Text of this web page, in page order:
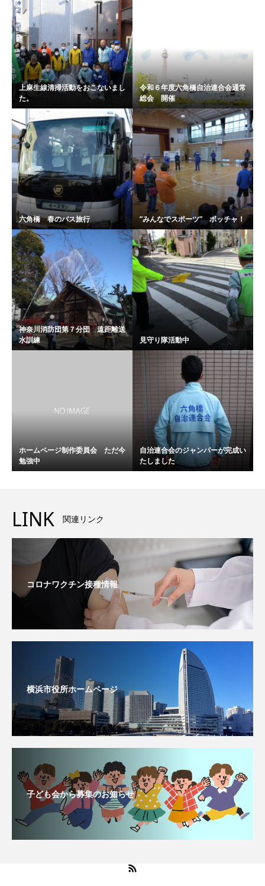
上麻生線清掃活動をおこないまし
た。
令和６年度六角橋自治連合会通常
総会 開催
六角橋 春のバス旅行 ”みんなでスポーツ” ボッチャ！
神奈川消防団第７分団 遠距離送
水訓練
見守り隊活動中
ホームページ制作委員会 ただ今
勉強中
自治連合会のジャンパーが完成い
たしました
LINK 関連リンク
コロナワクチン接種情報
横浜市役所ホームページ
子ども会から募集のお知らせ